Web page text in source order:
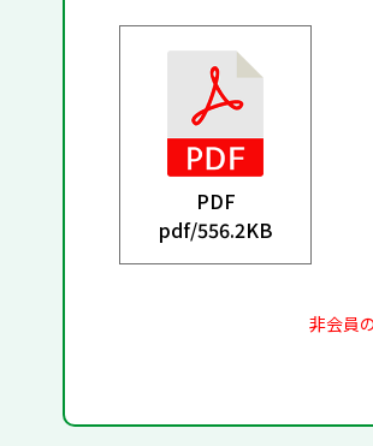
PDF
pdf/556.2KB
非会員